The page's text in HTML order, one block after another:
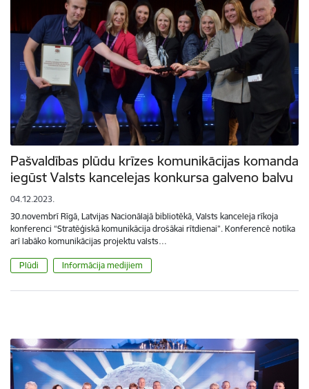
Pašvaldības plūdu krīzes komunikācijas komanda
iegūst Valsts kancelejas konkursa galveno balvu
04.12.2023.
30.novembrī Rīgā, Latvijas Nacionālajā bibliotēkā, Valsts kanceleja rīkoja
konferenci “Stratēģiskā komunikācija drošākai rītdienai”. Konferencē notika
arī labāko komunikācijas projektu valsts…
Plūdi Informācija medijiem